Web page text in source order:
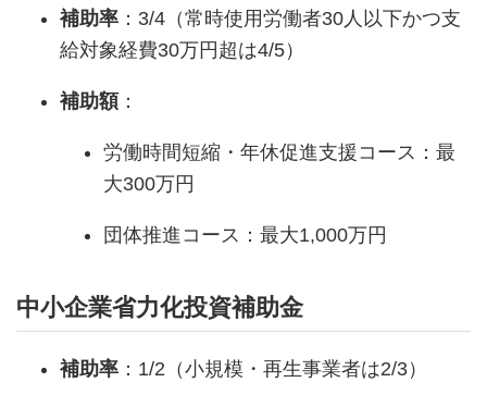
補助率 ：3/4（常時使用労働者30人以下かつ支
給対象経費30万円超は4/5）
補助額 ：
労働時間短縮・年休促進支援コース：最
大300万円
団体推進コース：最大1,000万円
中小企業省力化投資補助金
補助率 ：1/2（小規模・再生事業者は2/3）